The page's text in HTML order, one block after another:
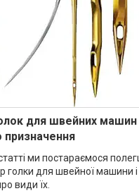
для швейних машин
призначення
ми постараємося
голки для швейної машини
види їх.